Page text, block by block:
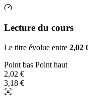
Lecture du cours
Le titre évolue entre 2,02
Point bas Point haut
2,02 €
3,18 €